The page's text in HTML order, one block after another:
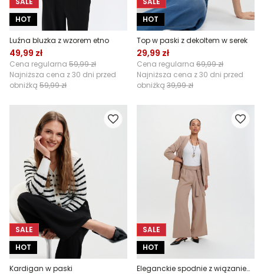
HOT
Luźna bluzka z wzorem etno
49,99 zł
Cena regularna 59,99 zł
Najniższa cena z 30 dni przed
obniżką 59,99 zł
HOT
Top w paski z dekoltem w serek
29,99 zł
Cena regularna 69,99 zł
Najniższa cena z 30 dni przed
obniżką 39,99 zł
SALE
HOT
Kardigan w paski
SALE
HOT
Eleganckie spodnie z wiązaniem coffee